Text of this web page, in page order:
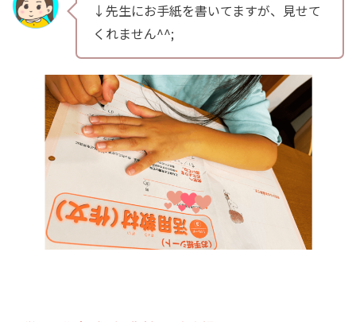
↓先生にお手紙を書いてますが、見せて
くれません^^;